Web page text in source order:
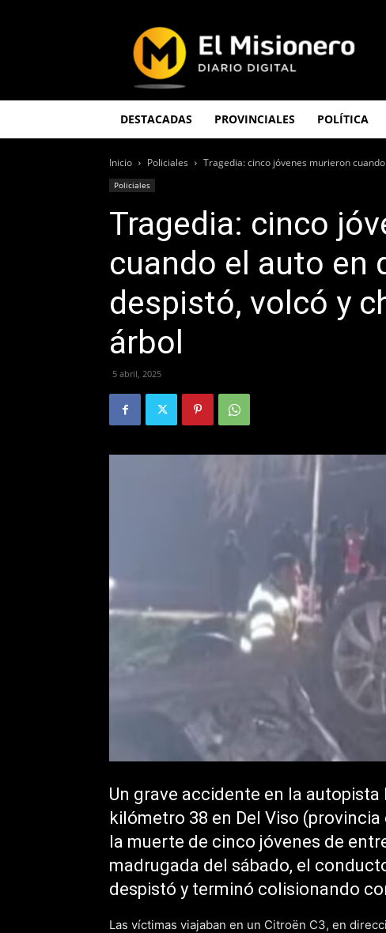
Misionero
DESTACADAS PROVINCIALES POLÍTICA
Inicio Policiales Tragedia: cinco jóvenes murieron
Policiales
Tragedia: cinco
cuando el auto en
despistó, volcó y
árbol
5 abril, 2025
Un grave accidente en la
kilómetro 38 en Del Viso
la muerte de cinco jóvenes de
madrugada del sábado, el
despistó y terminó colisionando
Las víctimas viajaban en un Citroën C3, en